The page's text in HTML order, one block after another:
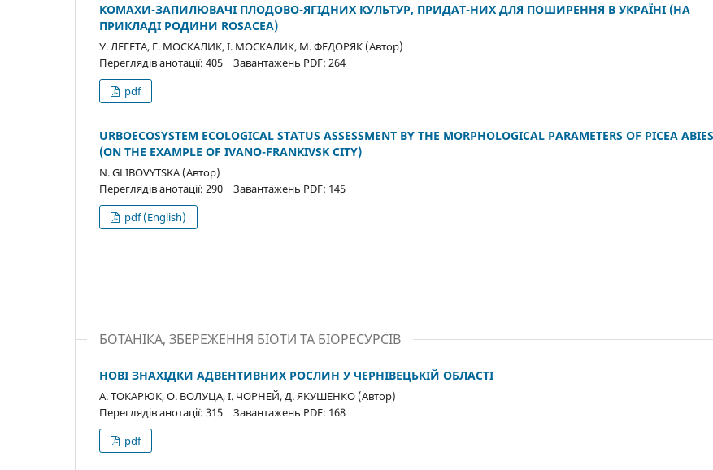
КОМАХИ-ЗАПИЛЮВАЧІ ПЛОДОВО-ЯГІДНИХ КУЛЬТУР, ПРИДАТ-НИХ ДЛЯ ПОШИРЕННЯ В УКРАЇНІ (НА
ПРИКЛАДІ РОДИНИ ROSACEA)
У. ЛЕГЕТА, Г. МОСКАЛИК, І. МОСКАЛИК, М. ФЕДОРЯК (Автор)
Переглядів анотації: 405 | Завантажень PDF: 264
pdf
URBOECOSYSTEM ECOLOGICAL STATUS ASSESSMENT BY THE MORPHOLOGICAL PARAMETERS OF PICEA
(ON THE EXAMPLE OF IVANO-FRANKIVSK CITY)
N. GLIBOVYTSKA (Автор)
Переглядів анотації: 290 | Завантажень PDF: 145
pdf (English)
БОТАНІКА, ЗБЕРЕЖЕННЯ БІОТИ ТА БІОРЕСУРСІВ
НОВІ ЗНАХІДКИ АДВЕНТИВНИХ РОСЛИН У ЧЕРНІВЕЦЬКІЙ ОБЛАСТІ
А. ТОКАРЮК, О. ВОЛУЦА, І. ЧОРНЕЙ, Д. ЯКУШЕНКО (Автор)
Переглядів анотації: 315 | Завантажень PDF: 168
pdf